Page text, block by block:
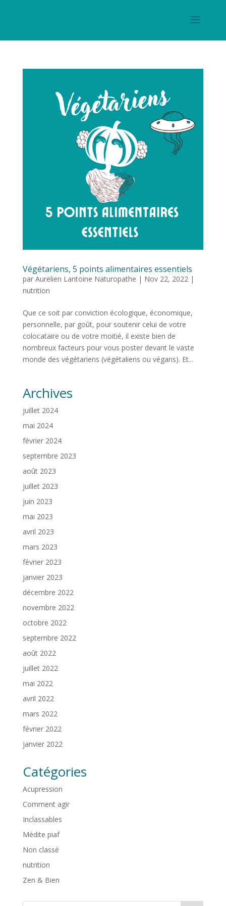
Végétariens, 5 points alimentaires essentiels
par Aurelien Lantoine Naturopathe | Nov 22, 2022|
nutrition
Que ce soit par conviction écologique, économique,
personnelle, par goût, pour soutenir celui de votre
colocataire ou de votre moitié, il existe bien de
nombreux facteurs pour vous poster devant le vaste
monde des végétariens (végétaliens ou végans). Et...
Archives
juillet 2024
mai 2024
février 2024
septembre 2023
août 2023
juillet 2023
juin 2023
mai 2023
avril 2023
mars 2023
février 2023
janvier 2023
décembre 2022
novembre 2022
octobre 2022
septembre 2022
août 2022
juillet 2022
mai 2022
avril 2022
mars 2022
février 2022
janvier 2022
Catégories
Acupression
Comment agir
Inclassables
Médite piaf
Non classé
nutrition
Zen & Bien